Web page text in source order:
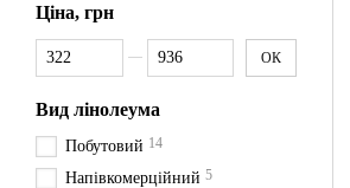
Ціна, грн
Від Ціна, грн
До Ціна, грн
ОК
Вид лінолеума
Побутовий 14
Напівкомерційний 5